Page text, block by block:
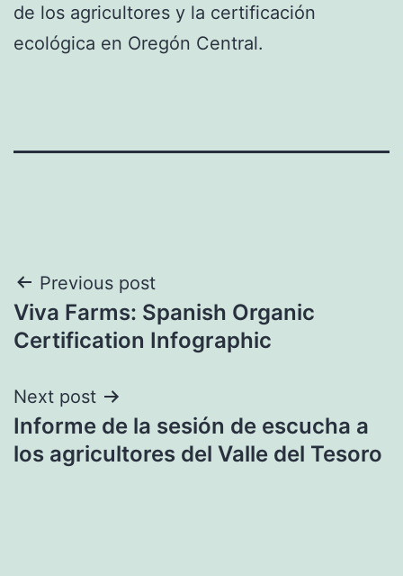
de los agricultores y la certificación
ecológica en Oregón Central.
Navegación
de
Previous post
Viva Farms: Spanish Organic
Certification Infographic
Next post
Informe de la sesión de escucha a
los agricultores del Valle del Tesoro